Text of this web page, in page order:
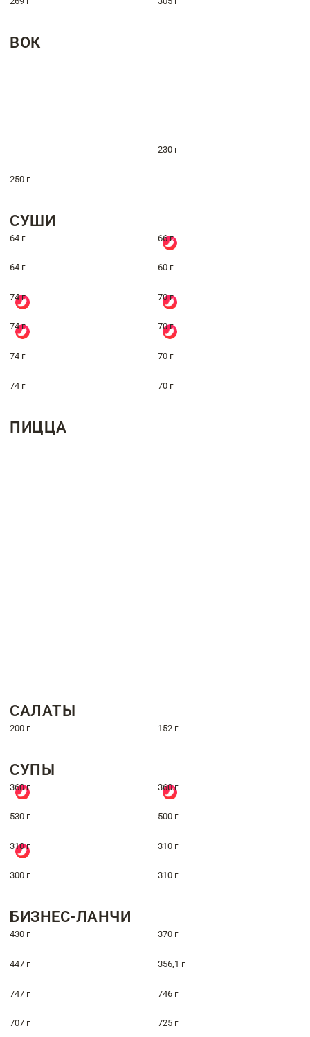
ВОК
230 г
250 г
СУШИ
64 г 66 г
64 г 60 г
74 г 70 г
74 г 70 г
74 г 70 г
74 г 70 г
ПИЦЦА
САЛАТЫ
200 г 152 г
СУПЫ
360 г 360 г
530 г 500 г
310 г 310 г
300 г 310 г
БИЗНЕС-ЛАНЧИ
430 г 370 г
447 г 356,1 г
747 г 746 г
707 г 725 г